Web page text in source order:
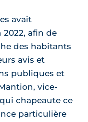
avait
afin de
des habitants
avis et
publiques et
vice-
chapeaute ce
particulière